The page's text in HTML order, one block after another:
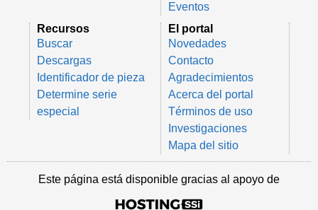
Eventos
Recursos
Buscar
Descargas
Identificador de pieza
Determine serie
especial
El portal
Novedades
Contacto
Agradecimientos
Acerca del portal
Términos de uso
Investigaciones
Mapa del sitio
Este página está disponible gracias al apoyo de